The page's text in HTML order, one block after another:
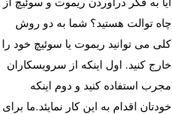
آیا به فکر درآوردن ریموت و سوئیچ از
چاه توالت هستید؟ شما به دو روش
کلی می توانید ریموت یا سوئیچ خود را
خارج کنید. اول اینکه از سرویسکاران
مجرب استفاده کنید و دوم اینکه
خودتان اقدام به این کار نمایئد.ما برای